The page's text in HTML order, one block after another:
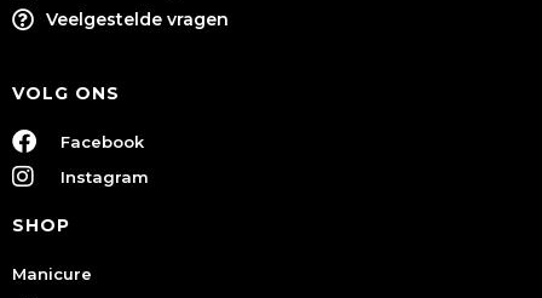
Veelgestelde vragen
VOLG ONS
Facebook
Instagram
SHOP
Manicure